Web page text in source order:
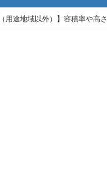
用途地域以外）】容積率や高